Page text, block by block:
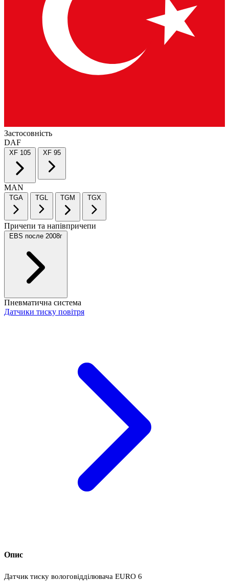
Застосовність
DAF
MAN
Причепи та напівпричепи
Пневматична система
Датчики тиску повітря
Опис
Датчик тиску вологовідділювача EURO 6